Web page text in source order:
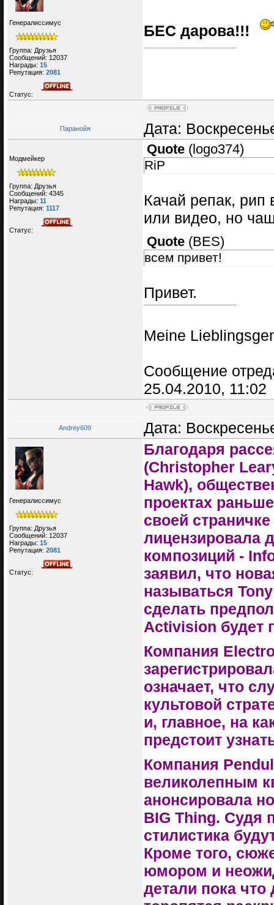
Генералиссимус
Группа: Друзья
Сообщений: 12037
Награды: 15
Репутация: 2081
Статус:
БЕС дарова!!!
Паранойя Дата:
Модмейкер
Группа: Друзья
Сообщений: 4345
Награды: 11
Репутация: 1117
Статус:
Quote ( logo374)
RiP
Качай репак, рип
или видео, но
Quote (BES)
всем привет!
Привет.
Meine
Сообщение
25.04.2010, 11:02
Andrey609 Дата:
Генералиссимус
Группа: Друзья
Сообщений: 12037
Награды: 15
Репутация: 2081
Статус:
Благодаря
(Christopher
Hawk),
проектах
своей
лицензировала
композиций -
заявил, что
называться
сделать
Activision будет
Компания
означает, что
культовой
и, главное, на
предстоит
Компания
великолепным
анонсировала
BIG Thing. Судя
стилистика
Кроме того,
юмором и
детали пока что